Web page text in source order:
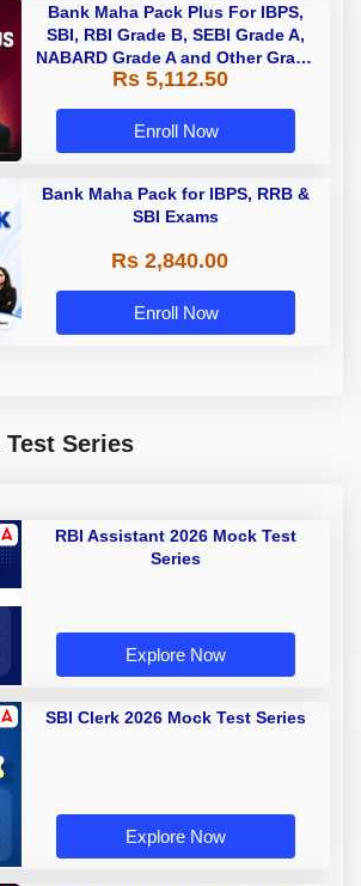
Bank Maha Pack Plus For IBPS,
SBI, RBI Grade B, SEBI Grade A,
NABARD Grade A and Other Grade
A & Grade B Bank Exams
Rs 5,112.50
Enroll Now
Bank Maha Pack for IBPS, RRB &
SBI Exams
Rs 2,840.00
Enroll Now
Series
RBI Assistant 2026 Mock Test
Series
Explore Now
SBI Clerk 2026 Mock Test Series
Explore Now